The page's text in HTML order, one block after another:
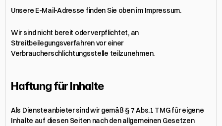
Unsere E-Mail-Adresse finden Sie oben im Impressum.
Wir sind nicht bereit oder verpflichtet, an
Streitbeilegungsverfahren vor einer
Verbraucherschlichtungsstelle teilzunehmen.
Haftung für Inhalte
Als Diensteanbieter sind wir gemäß § 7 Abs.1 TMG für eigene
Inhalte auf diesen Seiten nach den allgemeinen Gesetzen